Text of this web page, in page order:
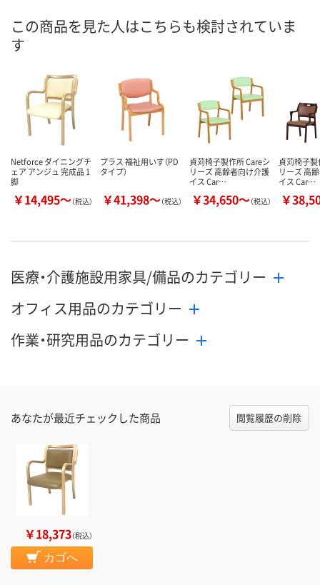
8月24日（月）まで
カゴへ カゴへ
この商品を見た人はこちらも検討されていま
す
Netforce ダイニングチ
ェア アンジュ 完成品 1
脚
￥14,495～（税込）
プラス 福祉用いす（PD
タイプ）
￥41,398～（税込）
貞苅椅子製作所 Careシ
リーズ 高齢者向け介護
イス Car…
￥34,650～（税込）
貞苅椅子
リーズ 高
イス Car…
￥
医療・介護施設用家具/備品のカテゴリー
オフィス用品のカテゴリー
作業・研究用品のカテゴリー
あなたが最近チェックした商品 閲覧履歴の削除
￥18,373（税込）
カゴへ